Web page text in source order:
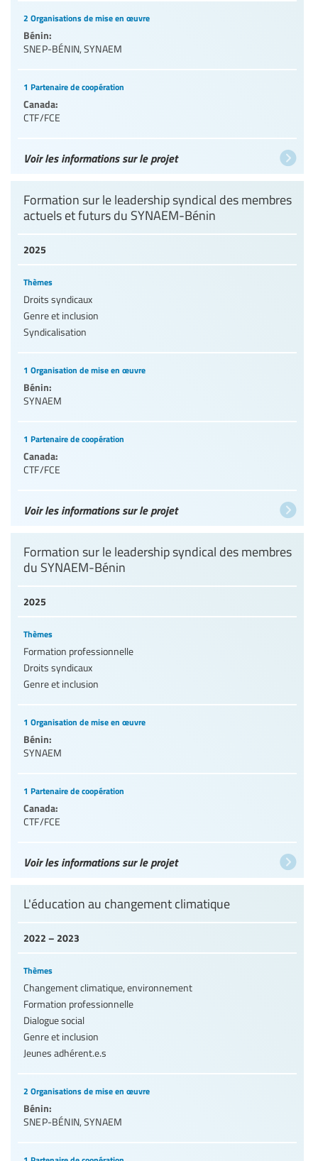
2 Organisations de mise en œuvre
Bénin:
SNEP-BÉNIN, SYNAEM
1 Partenaire de coopération
Canada:
CTF/FCE
Voir les informations sur le projet
2025
Formation sur le leadership syndical des membres
actuels et futurs du SYNAEM-Bénin
Thèmes
Droits syndicaux
Genre et inclusion
Syndicalisation
1 Organisation de mise en œuvre
Bénin:
SYNAEM
1 Partenaire de coopération
Canada:
CTF/FCE
Voir les informations sur le projet
2025
Formation sur le leadership syndical des membres
du SYNAEM-Bénin
Thèmes
Formation professionnelle
Droits syndicaux
Genre et inclusion
1 Organisation de mise en œuvre
Bénin:
SYNAEM
1 Partenaire de coopération
Canada:
CTF/FCE
Voir les informations sur le projet
2022 – 2023
L'éducation au changement climatique
Thèmes
Changement climatique, environnement
Formation professionnelle
Dialogue social
Genre et inclusion
Jeunes adhérent.e.s
2 Organisations de mise en œuvre
Bénin:
SNEP-BÉNIN, SYNAEM